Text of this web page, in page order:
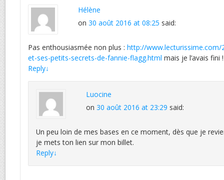
Hélène
on 30 août 2016 at 08:25 said:
Pas enthousiasmée non plus : http://
et-ses-petits-secrets-de-fannie-flagg.html mais je l’avais fini !
Reply↓
Luocine
on 30 août 2016 at 23:29 said:
Un peu loin de mes bases en ce moment, dès que je
je mets ton lien sur mon billet.
Reply↓